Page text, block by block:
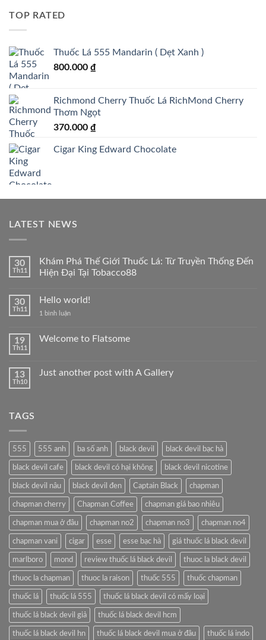
TOP RATED
Thuốc Lá 555 Mandarin ( Dẹt Xanh )
800.000 ₫
Richmond Cherry Thuốc Lá RichMond Cherry
Thơm Ngọt
370.000 ₫
Cigar King Edward Chocolate
LATEST NEWS
30
Th11
Khám Phá Thế Giới Thuốc Lá: Từ Truyền Thống Đến
Hiện Đại Tại Tobacco88
bình
ở
Thế
Từ
Truyền
30
Th11
Hello world!
1 bình luậnở
19
Th11
Welcome to Flatsome
luận
13
Th10
Just another post with A Gallery
with
Gallery
TAGS
555 555 anh ba số anh black devil black devil bạc hà
black devil cafe black devil có hại không black devil nicotine
black devil nâu black devil đen Captain Black chapman
chapman cherry Chapman Coffee chapman giá bao nhiêu
chapman mua ở đâu chapman no2 chapman no3 chapman no4
chapman vani cigar esse esse bạc hà giá thuốc lá black devil
marlboro mond review thuốc lá black devil thuoc la black devil
thuoc la chapman thuoc la raison thuốc 555 thuốc chapman
thuốc lá thuốc lá 555 thuốc lá black devil có mấy loại
thuốc lá black devil giả thuốc lá black devil hcm
thuốc lá black devil hn thuốc lá black devil mua ở đâu thuốc lá indo